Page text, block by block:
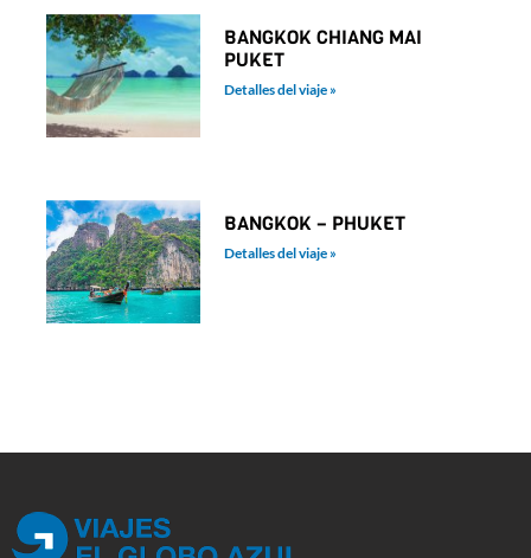
BANGKOK CHIANG MAI
PUKET
Detalles del viaje »
BANGKOK – PHUKET​
Detalles del viaje »